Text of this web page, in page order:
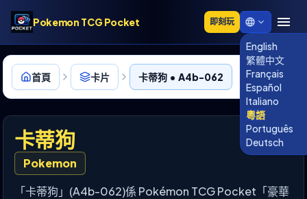
Pokemon TCG Pocket 即刻玩
English
繁體中文
Français
Español
Italiano
粵語
Português
Deutsch
首頁 卡片 卡蒂狗 • A4b-062
卡蒂狗
Pokemon
「卡蒂狗」(A4b-062)係 Pokémon TCG Pocket「豪華